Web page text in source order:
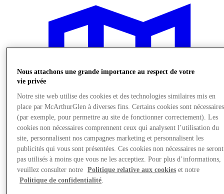
Nous rendre visite
Nous attachons une grande importance au respect de votre
vie privée
Notre site web utilise des cookies et des technologies similaires mis en
place par McArthurGlen à diverses fins. Certains cookies sont nécessaires
(par exemple, pour permettre au site de fonctionner correctement). Les
cookies non nécessaires comprennent ceux qui analysent l’utilisation du
site, personnalisent nos campagnes marketing et personnalisent les
publicités qui vous sont présentées. Ces cookies non nécessaires ne seront
pas utilisés à moins que vous ne les acceptiez. Pour plus d’informations,
veuillez consulter notre
Politique relative aux cookies et notre
Politique de confidentialité